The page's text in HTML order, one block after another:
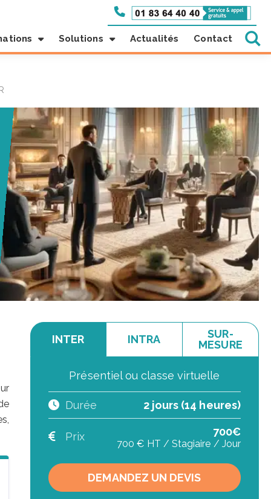
Solutions Actualités Contact
INTER INTRA
SUR-
MESURE
Présentiel ou classe virtuelle
Durée 2 jours (14 heures)
Prix 700€
700 € HT / Stagiaire / Jour
DEMANDEZ UN DEVIS